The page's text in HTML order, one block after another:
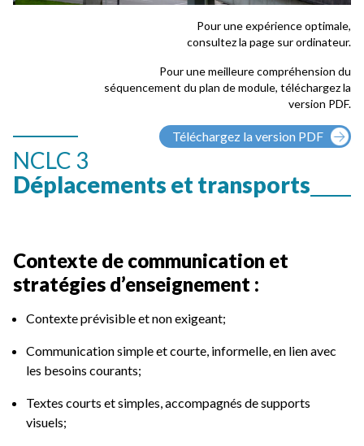
Pour une expérience optimale,
consultez la page sur ordinateur.
Pour une meilleure compréhension du
séquencement du plan de module, téléchargez la
version PDF.
Téléchargez la version PDF
NCLC 3
Déplacements et transports
Contexte de communication et
stratégies d’enseignement :
Contexte prévisible et non exigeant;
Communication simple et courte, informelle, en lien avec
les besoins courants;
Textes courts et simples, accompagnés de supports
visuels;